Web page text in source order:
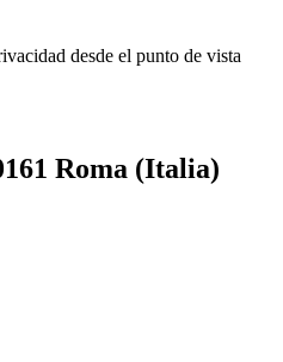
desde el punto de vista
Roma (Italia)